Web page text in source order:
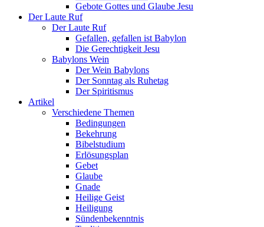
Gebote Gottes und Glaube Jesu
Der Laute Ruf
Der Laute Ruf
Gefallen, gefallen ist Babylon
Die Gerechtigkeit Jesu
Babylons Wein
Der Wein Babylons
Der Sonntag als Ruhetag
Der Spiritismus
Artikel
Verschiedene Themen
Bedingungen
Bekehrung
Bibelstudium
Erlösungsplan
Gebet
Glaube
Gnade
Heilige Geist
Heiligung
Sündenbekenntnis